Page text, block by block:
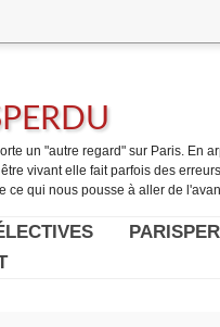
un "autre regard" sur Paris. En
vivant elle fait parfois des
ce qui nous pousse à aller de